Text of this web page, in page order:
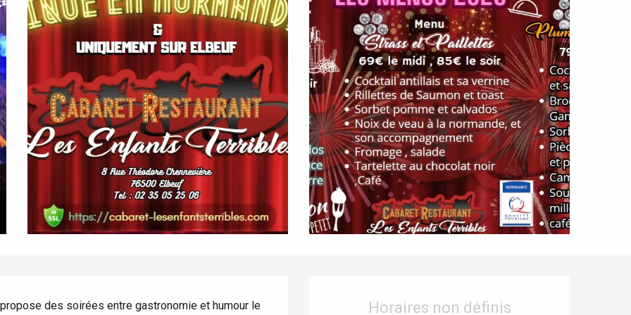
Horaires non définis
des soirées entre gastronomie et humour le